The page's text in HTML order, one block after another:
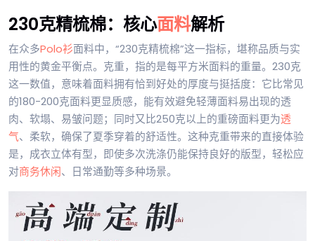
230克精梳棉：核心面料解析
在众多Polo衫面料中，“230克精梳棉”这一指标，堪称品质与实
用性的黄金平衡点。克重，指的是每平方米面料的重量。230克
这一数值，意味着面料拥有恰到好处的厚度与挺括度：它比常见
的180-200克面料更显质感，能有效避免轻薄面料易出现的透
肉、软塌、易皱问题；同时又比250克以上的重磅面料更为透
气、柔软，确保了夏季穿着的舒适性。这种克重带来的直接体验
是，成衣立体有型，即使多次洗涤仍能保持良好的版型，轻松应
对商务休闲、日常通勤等多种场景。